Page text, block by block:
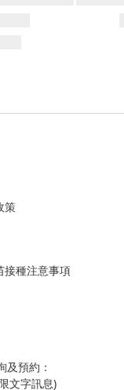
策
接種注意事項
預約：
文字訊息)